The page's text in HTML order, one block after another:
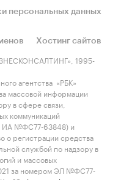
персональных данных
Хостинг сайтов
1995-
агентства «РБК»
массовой информации
в сфере связи,
коммуникаций
ИА №ФС77-63848) и
о регистрации средства
службой по надзору в
и массовых
за номером ЭЛ №ФС77-